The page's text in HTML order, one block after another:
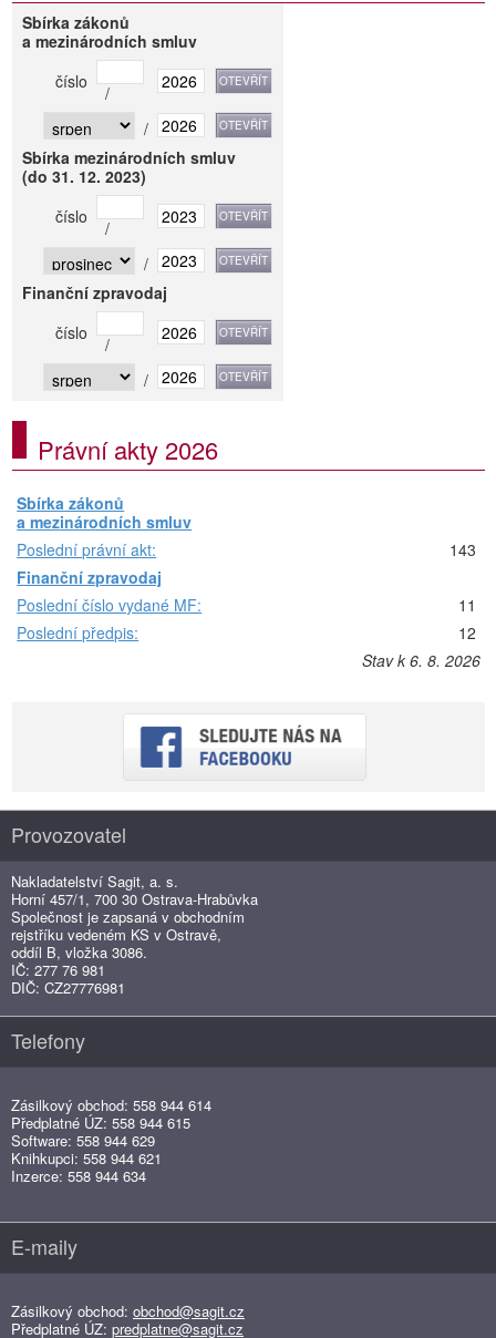
Sbírka zákonů
a mezinárodních smluv
číslo
/
/
Sbírka mezinárodních smluv
(do 31. 12. 2023)
číslo
/
/
Finanční zpravodaj
číslo
/
/
Právní akty 2026
Sbírka zákonů
a mezinárodních smluv
Poslední právní akt:
143
Finanční zpravodaj
Poslední číslo vydané MF:
11
Poslední předpis:
12
Stav k 6. 8. 2026
Provozovatel
Nakladatelství Sagit, a. s.
Horní 457/1, 700 30 Ostrava-Hrabůvka
Společnost je zapsaná v obchodním
rejstříku vedeném KS v Ostravě,
oddíl B, vložka 3086.
IČ: 277 76 981
DIČ: CZ27776981
Telefony
Zásilkový obchod: 558 944 614
Předplatné ÚZ: 558 944 615
Software: 558 944 629
Knihkupci: 558 944 621
Inzerce: 558 944 634
E-maily
Zásilkový obchod: obchod@sagit.cz
Předplatné ÚZ: predplatne@sagit.cz